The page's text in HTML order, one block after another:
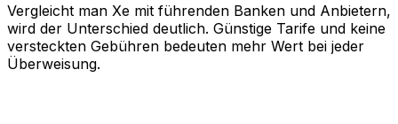
Vergleicht man Xe mit führenden Banken und Anbietern,
wird der Unterschied deutlich. Günstige Tarife und keine
versteckten Gebühren bedeuten mehr Wert bei jeder
Überweisung.